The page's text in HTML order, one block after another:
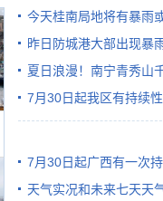
今天桂南局地将有暴雨
需继续防范
昨日防城港大部出现暴
雨
夏日浪漫！南宁青秀山
7月30日起我区有持续
7月30日起广西有一次
天气实况和未来七天天